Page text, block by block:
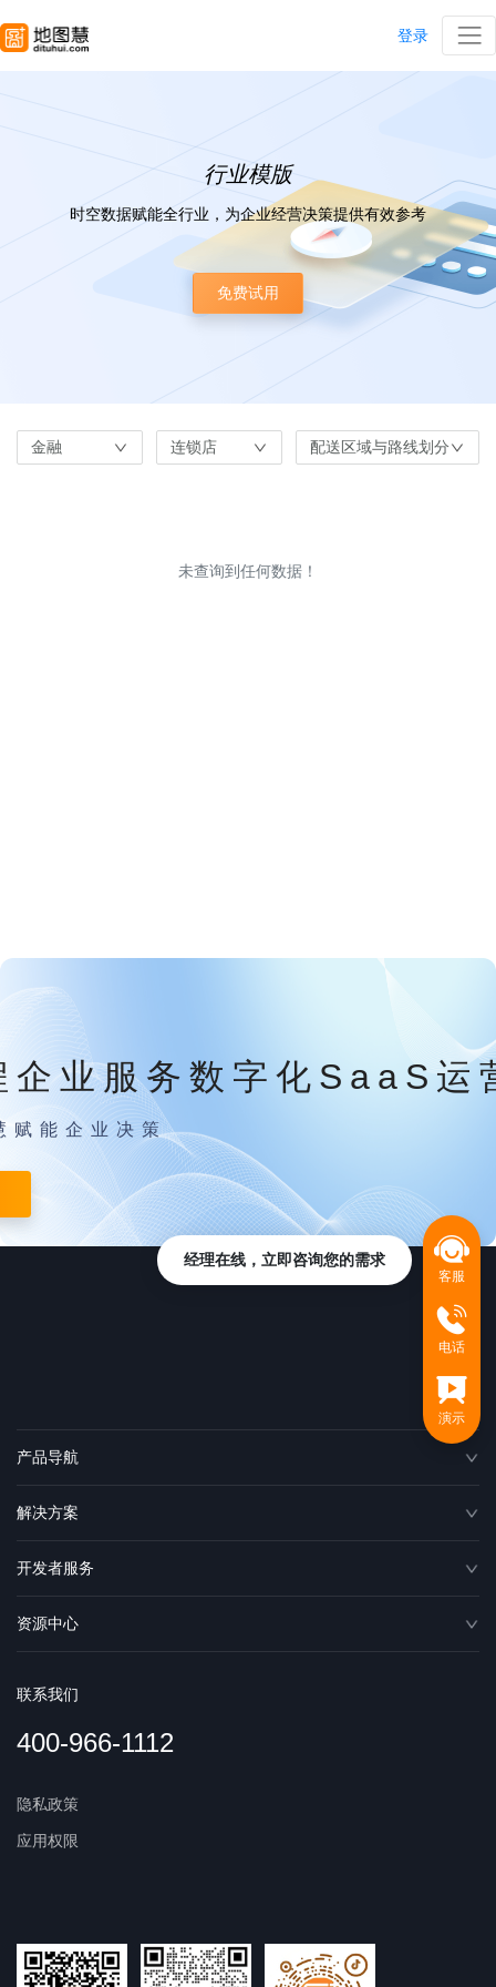
登录
行业模版
时空数据赋能全行业，为企业经营决策提供有效参考
免费试用
金融 连锁店 配送区域与路线划分
未查询到任何数据！
企业服务数字化SaaS运
赋能企业决策
产品导航
解决方案
开发者服务
资源中心
联系我们
400-966-1112
隐私政策
应用权限
客服
电话
演示
经理在线，立即咨询您的需求